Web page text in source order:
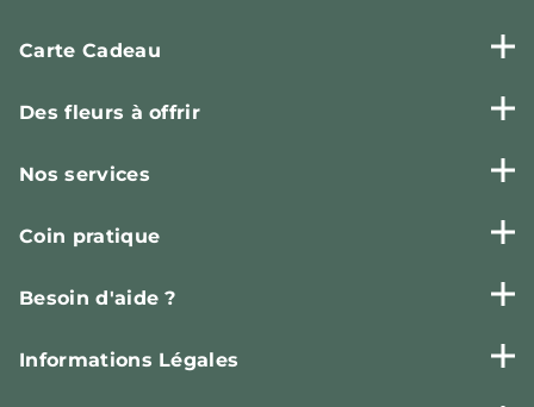
Carte Cadeau
Des fleurs à offrir
Nos services
Coin pratique
Besoin d'aide ?
Informations Légales